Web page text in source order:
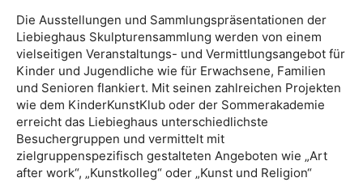
Die Ausstellungen und Sammlungspräsentationen der
Liebieghaus Skulpturensammlung werden von einem
vielseitigen Veranstaltungs- und Vermittlungsangebot für
Kinder und Jugendliche wie für Erwachsene, Familien
und Senioren flankiert. Mit seinen zahlreichen Projekten
wie dem KinderKunstKlub oder der Sommerakademie
erreicht das Liebieghaus unterschiedlichste
Besuchergruppen und vermittelt mit
zielgruppenspezifisch gestalteten Angeboten wie „Art
after work“, „Kunstkolleg“ oder „Kunst und Religion“